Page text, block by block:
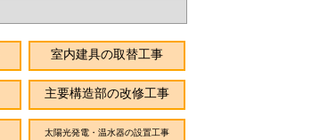
室内建具の取替工事
主要構造部の改修工事
太陽光発電・温水器の設置工事